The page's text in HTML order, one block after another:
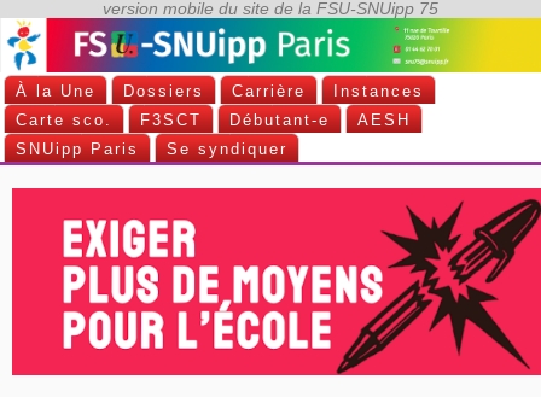
À la Une Dossiers Carrière
Instances
Carte sco.
F3SCT Débutant-e
AESH
SNUipp Paris
Se syndiquer